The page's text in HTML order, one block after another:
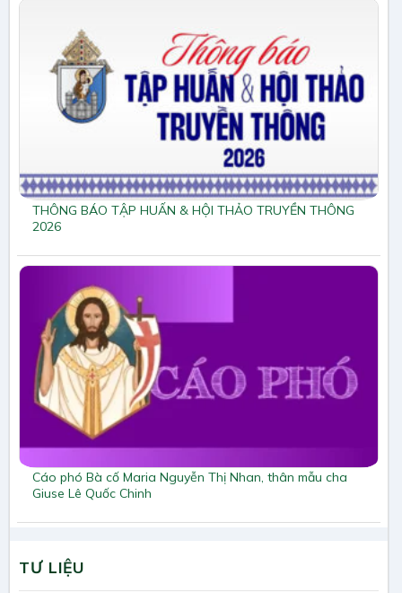
THÔNG BÁO TẬP HUẤN & HỘI THẢO TRUYỀN THÔNG
2026
Cáo phó Bà cố Maria Nguyễn Thị Nhan, thân mẫu cha
Giuse Lê Quốc Chinh
TƯ LIỆU